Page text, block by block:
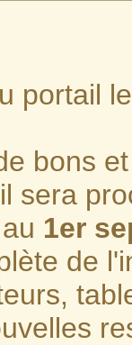
portail
bons
sera
1er
de